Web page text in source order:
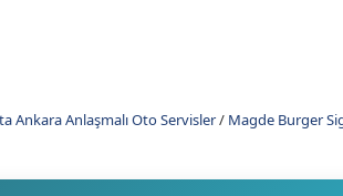
Ankara Anlaşmalı Oto Servisler/ Magde Burger